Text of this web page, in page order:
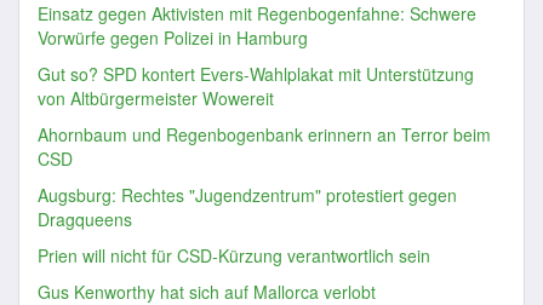
Einsatz gegen Aktivisten mit Regenbogenfahne: Schwere
Vorwürfe gegen Polizei in Hamburg
Gut so? SPD kontert Evers-Wahlplakat mit Unterstützung
von Altbürgermeister Wowereit
Ahornbaum und Regenbogenbank erinnern an Terror beim
CSD
Augsburg: Rechtes "Jugendzentrum" protestiert gegen
Dragqueens
Prien will nicht für CSD-Kürzung verantwortlich sein
Gus Kenworthy hat sich auf Mallorca verlobt